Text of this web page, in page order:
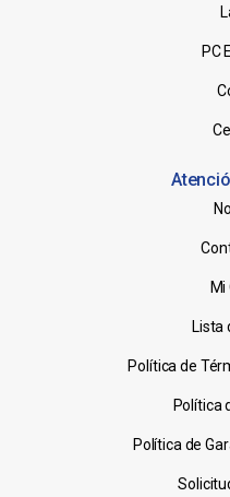
PC
Lista
Política de
Política
Política de